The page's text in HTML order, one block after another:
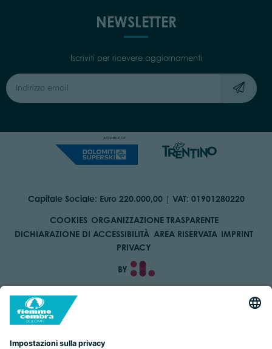
NEWSLETTER
Iscriviti per ricevere aggiornamenti
Capitale Sociale: Euro 220.000,00 | VAT: 01901280220
COOKIES ORGANIZZAZIONE TRASPARENTE
DICHIARAZIONE DI ACCESSIBILITÀ AREA RISERVATA IMPRINT
PRIVACY
BY